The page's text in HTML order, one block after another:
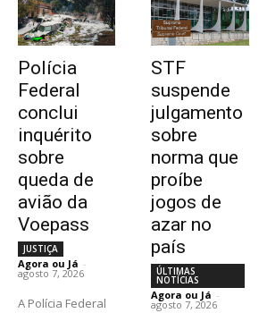
Polícia
Federal
conclui
inquérito
sobre
queda de
avião da
Voepass
JUSTIÇA
Agora ou Já -
agosto 7, 2026
A Polícia Federal
STF
suspende
julgamento
sobre
norma que
proíbe
jogos de
azar no
país
ÚLTIMAS
NOTÍCIAS
Agora ou Já -
agosto 7, 2026